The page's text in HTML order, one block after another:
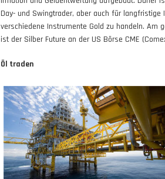
Day- und Swingtrader, aber auch für
verschiedene Instrumente Gold zu handeln. Am
ist der Silber Future an der US Börse CME
Öl traden